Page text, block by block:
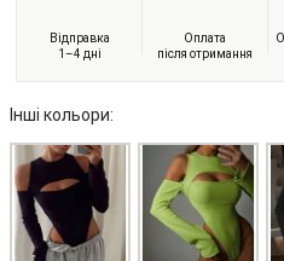
Відправка
1–4 дні
Оплата
після отримання
Інші кольори: